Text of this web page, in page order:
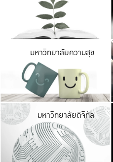
มหาวิทยาลัยความสุข
มหาวิทยาลัยดิจิทัล